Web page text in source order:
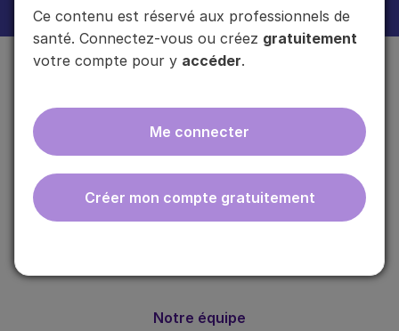
Ce contenu est réservé aux professionnels de
santé. Connectez-vous ou créez gratuitement
votre compte pour y accéder.
Me connecter
Créer mon compte gratuitement
ebmfrance est une base de connaissances médicales
gratuite adaptée à la pratique de la médecine générale.
Notre équipe